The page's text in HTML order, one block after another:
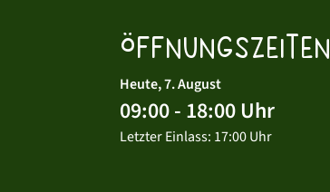
Öffnungszeiten
Heute, 7. August
09:00 - 18:00 Uhr
Letzter Einlass: 17:00 Uhr